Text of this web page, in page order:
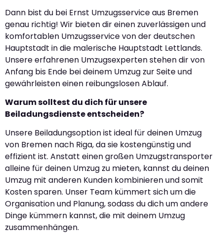
Dann bist du bei Ernst Umzugsservice aus Bremen
genau richtig! Wir bieten dir einen zuverlässigen und
komfortablen Umzugsservice von der deutschen
Hauptstadt in die malerische Hauptstadt Lettlands.
Unsere erfahrenen Umzugsexperten stehen dir von
Anfang bis Ende bei deinem Umzug zur Seite und
gewährleisten einen reibungslosen Ablauf.
Warum solltest du dich für unsere
Beiladungsdienste entscheiden?
Unsere Beiladungsoption ist ideal für deinen Umzug
von Bremen nach Riga, da sie kostengünstig und
effizient ist. Anstatt einen großen Umzugstransporter
alleine für deinen Umzug zu mieten, kannst du deinen
Umzug mit anderen Kunden kombinieren und somit
Kosten sparen. Unser Team kümmert sich um die
Organisation und Planung, sodass du dich um andere
Dinge kümmern kannst, die mit deinem Umzug
zusammenhängen.